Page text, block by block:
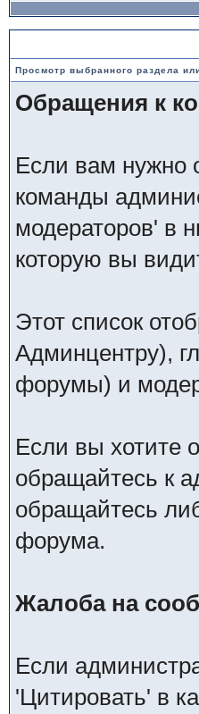
Просмотр выбранного раздела
Обращения к
Если вам нужно
команды
модераторов' в
которую вы
Этот список
Админцентру),
форумы) и
Если вы хотите
обращайтесь к
обращайтесь
форума.
Жалоба на
Если
'Цитировать' в